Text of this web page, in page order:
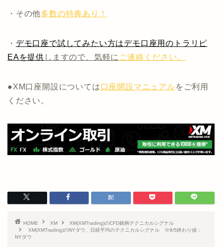
・その他多数の特典あり！
・ デモ口座で試してみたい方はデモ口座用のトラリピ
EAを提供 しますので、気軽に ご連絡ください。
●XM口座開設については口座開設マニュアルをご利用
ください。
HOME XM
XM(XMTrading)のCFD銘柄テクニカルシグナル
XM(XMTrading)のNYダウ、日経平均のテクニカルシグナル ※9/5終わり値：
NYダウ